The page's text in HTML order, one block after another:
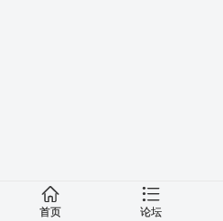
首页 论坛